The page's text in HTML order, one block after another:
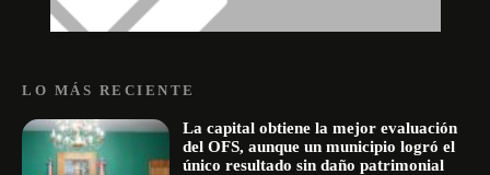
LO MÁS RECIENTE
La capital obtiene la mejor evaluación
del OFS, aunque un municipio logró el
único resultado sin daño patrimonial